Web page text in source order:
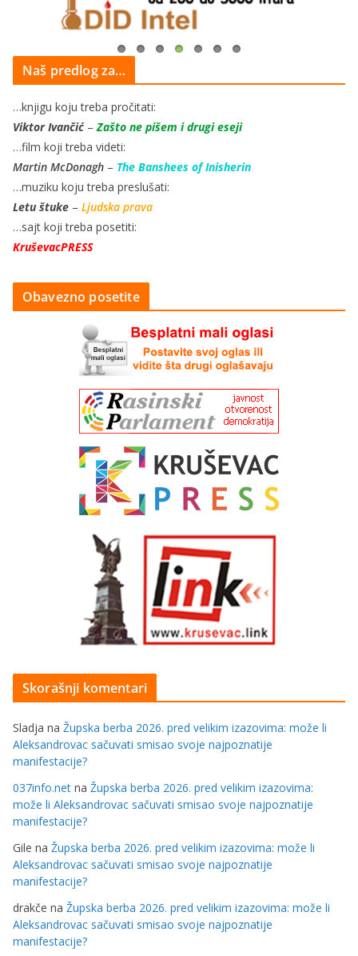
Naš predlog za…
…knjigu koju treba pročitati:
Viktor Ivančić–Zašto ne pišem i drugi eseji
…film koji treba videti:
Martin McDonagh – The Banshees of Inisherin
…muziku koju treba preslušati:
Letu štuke – Ljudska prava
…sajt koji treba posetiti:
KruševacPRESS
Obavezno posetite
Skorašnji komentari
Sladja na Župska berba 2026. pred velikim izazovima: može li
Aleksandrovac sačuvati smisao svoje najpoznatije
manifestacije?
037info.net na Župska berba 2026. pred velikim izazovima:
može li Aleksandrovac sačuvati smisao svoje najpoznatije
manifestacije?
Gile na Župska berba 2026. pred velikim izazovima: može li
Aleksandrovac sačuvati smisao svoje najpoznatije
manifestacije?
drakče na Župska berba 2026. pred velikim izazovima: može li
Aleksandrovac sačuvati smisao svoje najpoznatije
manifestacije?